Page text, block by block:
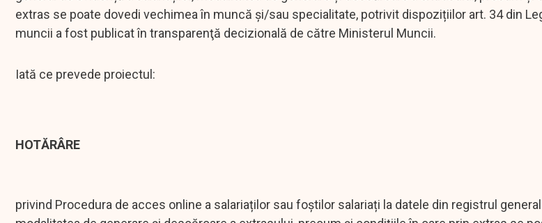
extras se poate dovedi vechimea în muncă și/sau specialitate, potrivit dispozițiilor art. 34 din
muncii a fost publicat în transparenţă decizională de către Ministerul Muncii.
Iată ce prevede proiectul:
HOTĂRÂRE
privind Procedura de acces online a salariaților sau foștilor salariați la datele din registrul